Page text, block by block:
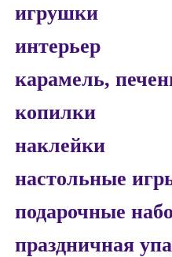
игрушки
интерьер
карамель,
копилки
наклейки
настольные
подарочные
праздничная